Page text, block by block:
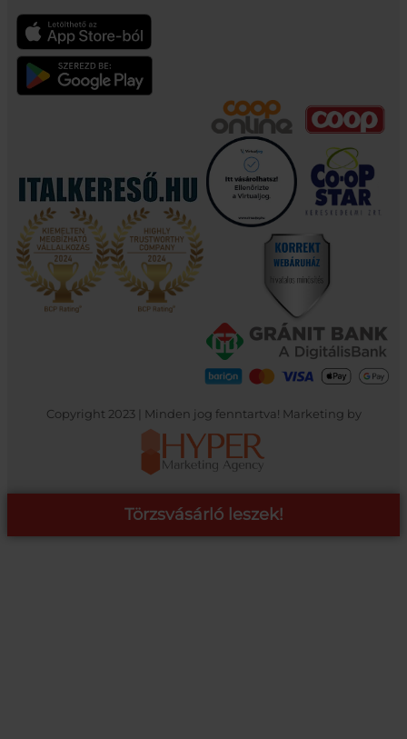
Copyright 2023 | Minden jog fenntartva! Marketing by
Törzsvásárló leszek!